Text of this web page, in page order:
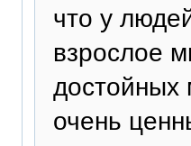
что у
взрослое
достойных
очень